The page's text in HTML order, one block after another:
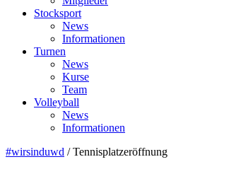
Stocksport
News
Informationen
Turnen
News
Kurse
Team
Volleyball
News
Informationen
#wirsinduwd /Tennisplatzeröffnung